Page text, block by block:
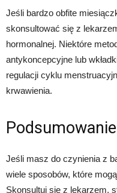
Jeśli bardzo obfite
skonsultować się z
hormonalnej. Niektóre
antykoncepcyjne lub
regulacji cyklu
krwawienia.
Podsumowanie
Jeśli masz do czynienia z
wiele sposobów, które
Skonsultuj się z lekarzem,